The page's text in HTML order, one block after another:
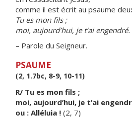
comme il est écrit au psaume
Tu es mon fils ;
moi, aujourd’hui, je t’ai engendré.
– Parole du Seigneur.
PSAUME
(2, 1.7bc, 8-9, 10-11)
R/ Tu es mon fils ;
moi, aujourd’hui, je t’ai
ou : Alléluia ! (2, 7)